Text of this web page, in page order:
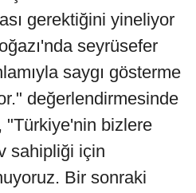
gerektiğini yineliyor
seyrüsefer
saygı gösterme
değerlendirmesinde
"Türkiye'nin bizlere
sahipliği için
Bir sonraki